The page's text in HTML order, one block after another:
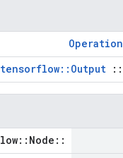
Operation
::
tensorflow::Output
::tensorflow::Node *